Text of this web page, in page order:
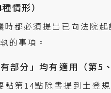
情形）
都必須提出已向法院起
的事項。
部分」均有適用（第5
點第14點除書提到土登